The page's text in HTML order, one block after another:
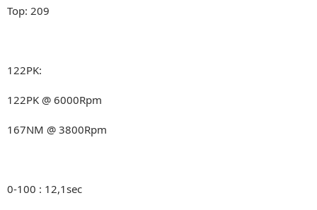
Top: 209
122PK:
122PK @ 6000Rpm
167NM @ 3800Rpm
0-100 : 12,1sec